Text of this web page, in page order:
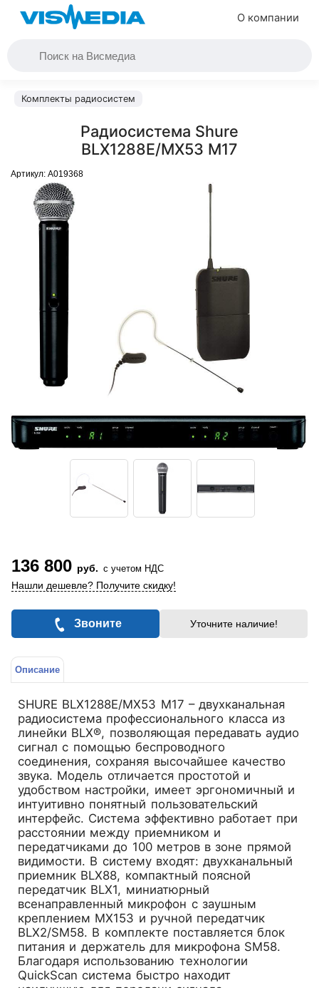
О компании
Комплекты радиосистем
Радиосистема Shure
BLX1288E/MX53 M17
Артикул: A019368
136 800 руб. с учетом НДС
Нашли дешевле? Получите скидку!
Звоните Уточните наличие!
Описание
SHURE BLX1288E/MX53 M17 – двухканальная
радиосистема профессионального класса из
линейки BLX®, позволяющая передавать аудио
сигнал с помощью беспроводного
соединения, сохраняя высочайшее качество
звука. Модель отличается простотой и
удобством настройки, имеет эргономичный и
интуитивно понятный пользовательский
интерфейс. Система эффективно работает при
расстоянии между приемником и
передатчиками до 100 метров в зоне прямой
видимости. В систему входят: двухканальный
приемник BLX88, компактный поясной
передатчик BLX1, миниатюрный
всенаправленный микрофон с заушным
креплением MX153 и ручной передатчик
BLX2/SM58. В комплекте поставляется блок
питания и держатель для микрофона SM58.
Благодаря использованию технологии
QuickScan система быстро находит